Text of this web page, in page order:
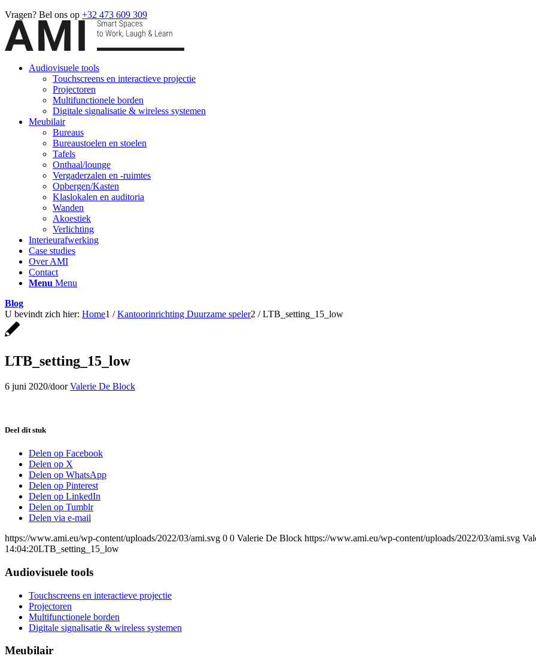
Vragen? Bel ons op +32 473 609 309
Audiovisuele tools
Touchscreens en interactieve projectie
Projectoren
Multifunctionele borden
Digitale signalisatie & wireless systemen
Meubilair
Bureaus
Bureaustoelen en stoelen
Tafels
Onthaal/lounge
Vergaderzalen en -ruimtes
Opbergen/Kasten
Klaslokalen en auditoria
Wanden
Akoestiek
Verlichting
Interieurafwerking
Case studies
Over AMI
Contact
Menu Menu
Blog
U bevindt zich hier: Home1 / Kantoorinrichting Duurzame speler2 / LTB_setting_15_low
LTB_setting_15_low
6 juni 2020/doorValerie De Block
Deel dit stuk
Delen op Facebook
Delen op X
Delen op WhatsApp
Delen op Pinterest
Delen op LinkedIn
Delen op Tumblr
Delen via e-mail
https://www.ami.eu/wp-content/uploads/2022/03/ami.svg 0 0 Valerie De Block https://www.ami.eu/wp-content/uploads/2022/03/ami.svg
14:04:20LTB_setting_15_low
Audiovisuele tools
Touchscreens en interactieve projectie
Projectoren
Multifunctionele borden
Digitale signalisatie & wireless systemen
Meubilair